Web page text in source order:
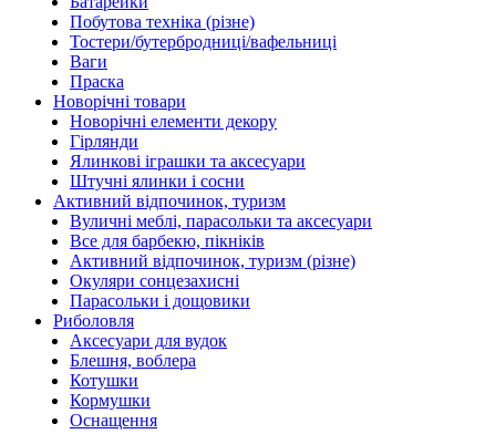
Побутова техніка (різне)
Тостери/бутербродниці/вафельниці
Ваги
Праска
Новорічні товари
Новорічні елементи декору
Гірлянди
Ялинкові іграшки та аксесуари
Штучні ялинки і сосни
Активний відпочинок, туризм
Вуличні меблі, парасольки та аксесуари
Все для барбекю, пікніків
Активний відпочинок, туризм (різне)
Окуляри сонцезахисні
Парасольки і дощовики
Риболовля
Аксесуари для вудок
Блешня, воблера
Котушки
Кормушки
Оснащення